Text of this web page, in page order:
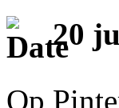
20
Op